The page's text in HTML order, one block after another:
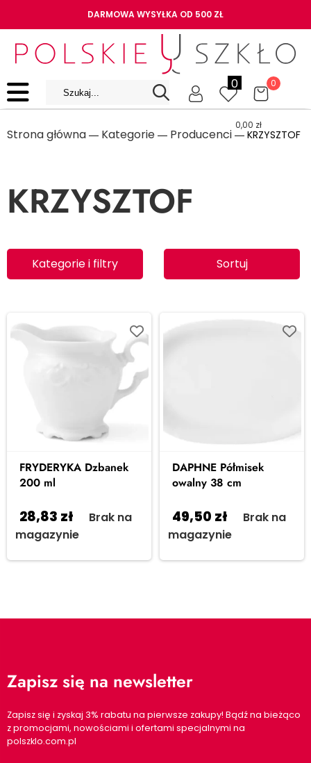
DARMOWA WYSYŁKA OD 500 ZŁ
0 0
0,00 zł
Strona główna ― Kategorie ― Producenci ― KRZYSZTOF
KRZYSZTOF
Kategorie i filtry Sortuj
FRYDERYKA Dzbanek
200 ml
28,83 zł
Brak na
magazynie
DAPHNE Półmisek
owalny 38 cm
49,50 zł
Brak na
magazynie
Zapisz się na newsletter
Zapisz się i zyskaj 3% rabatu na pierwsze zakupy! Bądź na bieżąco
z promocjami, nowościami i ofertami specjalnymi na
polszklo.com.pl